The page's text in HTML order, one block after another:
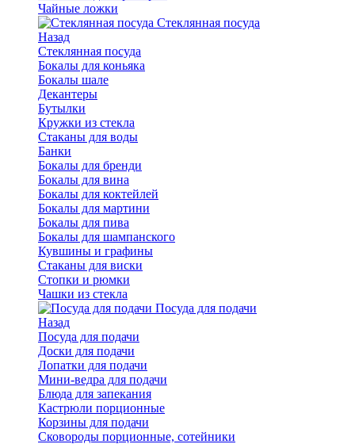
Чайные ложки
Стеклянная посуда
Назад
Стеклянная посуда
Бокалы для коньяка
Бокалы шале
Декантеры
Бутылки
Кружки из стекла
Стаканы для воды
Банки
Бокалы для бренди
Бокалы для вина
Бокалы для коктейлей
Бокалы для мартини
Бокалы для пива
Бокалы для шампанского
Кувшины и графины
Стаканы для виски
Стопки и рюмки
Чашки из стекла
Посуда для подачи
Назад
Посуда для подачи
Доски для подачи
Лопатки для подачи
Мини-ведра для подачи
Блюда для запекания
Кастрюли порционные
Корзины для подачи
Сковороды порционные, сотейники